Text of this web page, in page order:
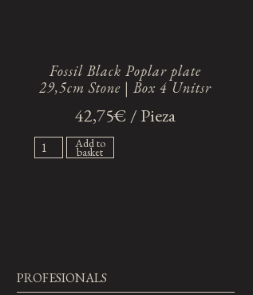
Fossil Black Poplar plate
29,5cm Stone | Box 4 Unitsr
42,75€ / Pieza
Add to
basket
PROFESIONALS